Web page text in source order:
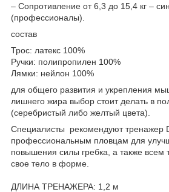
– Сопротивление от 6,3 до 15,4 кг –
(профессионалы).
состав
Трос: латекс 100%
Ручки: полипропилен 100%
Лямки: нейлон 100%
для общего развития и укрепления
лишнего жира выбор стоит делать в
(серебристый либо желтый цвета).
Специалисты рекомендуют тренажер
профессиональным пловцам для
повышения силы гребка, а также всем
свое тело в форме.
ДЛИНА ТРЕНАЖЕРА: 1,2 м